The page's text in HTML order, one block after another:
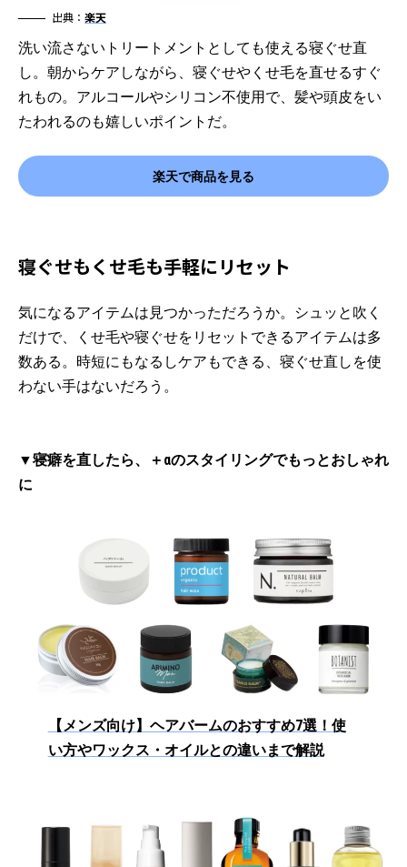
出典： 楽天
洗い流さないトリートメントとしても使える寝ぐせ直
し。朝からケアしながら、寝ぐせやくせ毛を直せるすぐ
れもの。アルコールやシリコン不使用で、髪や頭皮をい
たわれるのも嬉しいポイントだ。
楽天で商品を見る
寝ぐせもくせ毛も手軽にリセット
気になるアイテムは見つかっただろうか。シュッと吹く
だけで、くせ毛や寝ぐせをリセットできるアイテムは多
数ある。時短にもなるしケアもできる、寝ぐせ直しを使
わない手はないだろう。
▼寝癖を直したら、＋αのスタイリングでもっとおしゃれ
に
【メンズ向け】ヘアバームのおすすめ7選！使
い方やワックス・オイルとの違いまで解説